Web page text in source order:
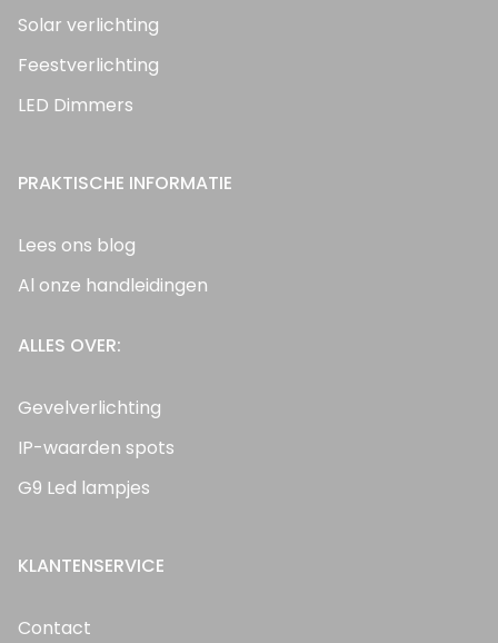
Solar verlichting
Feestverlichting
LED Dimmers
PRAKTISCHE INFORMATIE
Lees ons blog
Al onze handleidingen
ALLES OVER:
Gevelverlichting
IP-waarden spots
G9 Led lampjes
KLANTENSERVICE
Contact